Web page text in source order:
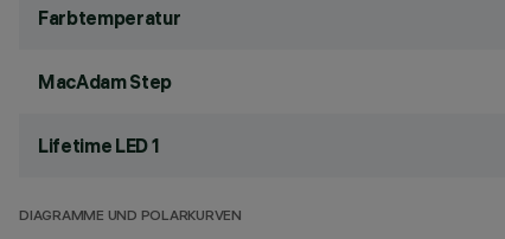
Farbtemperatur
MacAdam Step
Lifetime LED 1
DIAGRAMME UND POLARKURVEN